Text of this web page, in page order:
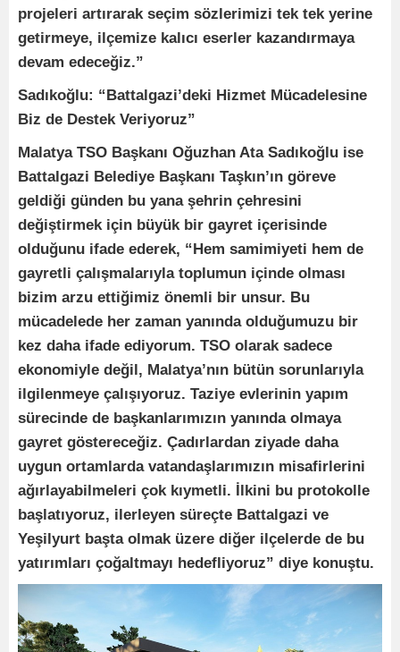
projeleri artırarak seçim sözlerimizi tek tek yerine
getirmeye, ilçemize kalıcı eserler kazandırmaya
devam edeceğiz.”
Sadıkoğlu: “Battalgazi’deki Hizmet Mücadelesine
Biz de Destek Veriyoruz”
Malatya TSO Başkanı Oğuzhan Ata Sadıkoğlu ise
Battalgazi Belediye Başkanı Taşkın’ın göreve
geldiği günden bu yana şehrin çehresini
değiştirmek için büyük bir gayret içerisinde
olduğunu ifade ederek, “Hem samimiyeti hem de
gayretli çalışmalarıyla toplumun içinde olması
bizim arzu ettiğimiz önemli bir unsur. Bu
mücadelede her zaman yanında olduğumuzu bir
kez daha ifade ediyorum. TSO olarak sadece
ekonomiyle değil, Malatya’nın bütün sorunlarıyla
ilgilenmeye çalışıyoruz. Taziye evlerinin yapım
sürecinde de başkanlarımızın yanında olmaya
gayret göstereceğiz. Çadırlardan ziyade daha
uygun ortamlarda vatandaşlarımızın misafirlerini
ağırlayabilmeleri çok kıymetli. İlkini bu protokolle
başlatıyoruz, ilerleyen süreçte Battalgazi ve
Yeşilyurt başta olmak üzere diğer ilçelerde de bu
yatırımları çoğaltmayı hedefliyoruz” diye konuştu.